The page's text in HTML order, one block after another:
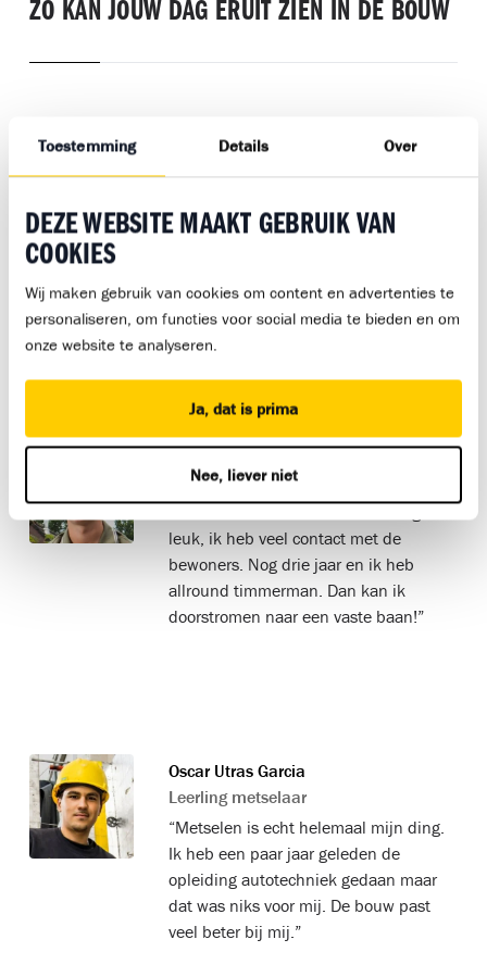
Toestemming Details Over
DEZE WEBSITE MAAKT GEBRUIK VAN
COOKIES
Wij maken gebruik van cookies om content en advertenties te
personaliseren, om functies voor social media te bieden en om
onze website te analyseren.
Ja, dat is prima
Nee, liever niet
ZO KAN JOUW DAG ERUIT ZIEN IN DE BOUW
opgebouwd en haal veel voldoening uit
opgenomen in het team.”
Arjen Prinsen
leuk, ik heb veel contact met de
bewoners. Nog drie jaar en ik heb
allround timmerman. Dan kan ik
doorstromen naar een vaste baan!”
Owen Hendriksen
Leerling timmerman
“Metselen is echt helemaal mijn ding.
Ik heb een paar jaar geleden de
opleiding autotechniek gedaan maar
dat was niks voor mij. De bouw past
veel beter bij mij.”
Oscar Utras Garcia
Leerling metselaar